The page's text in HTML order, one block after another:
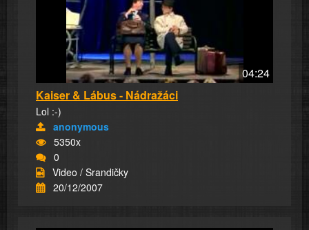
04:24
Kaiser & Lábus - Nádražáci
Lol :-)
anonymous
5350x
0
Video / Srandičky
20/12/2007